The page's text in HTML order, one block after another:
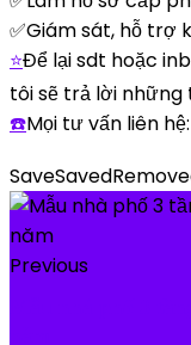
✅Giám sát, hỗ trợ
⭐Để lại sdt hoặc
tôi sẽ trả lời
☎️Mọi tư vấn liên
SaveSaved
Previous